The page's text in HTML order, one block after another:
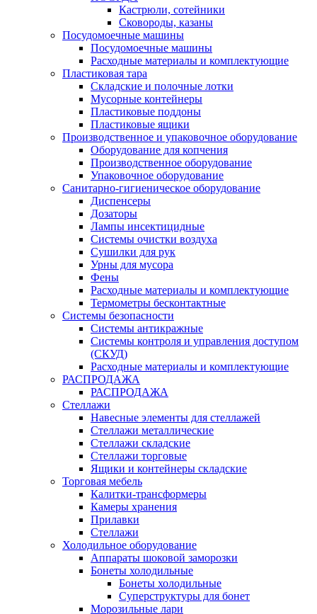
Кастрюли, сотейники
Сковороды, казаны
Посудомоечные машины
Посудомоечные машины
Расходные материалы и комплектующие
Пластиковая тара
Складские и полочные лотки
Мусорные контейнеры
Пластиковые поддоны
Пластиковые ящики
Производственное и упаковочное оборудование
Оборудование для копчения
Производственное оборудование
Упаковочное оборудование
Санитарно-гигиеническое оборудование
Диспенсеры
Дозаторы
Лампы инсектицидные
Системы очистки воздуха
Сушилки для рук
Урны для мусора
Фены
Расходные материалы и комплектующие
Термометры бесконтактные
Системы безопасности
Системы антикражные
Системы контроля и управления доступом
(СКУД)
Расходные материалы и комплектующие
РАСПРОДАЖА
РАСПРОДАЖА
Стеллажи
Навесные элементы для стеллажей
Стеллажи металлические
Стеллажи складские
Стеллажи торговые
Ящики и контейнеры складские
Торговая мебель
Калитки-трансформеры
Камеры хранения
Прилавки
Стеллажи
Холодильное оборудование
Аппараты шоковой заморозки
Бонеты холодильные
Бонеты холодильные
Суперструктуры для бонет
Морозильные лари